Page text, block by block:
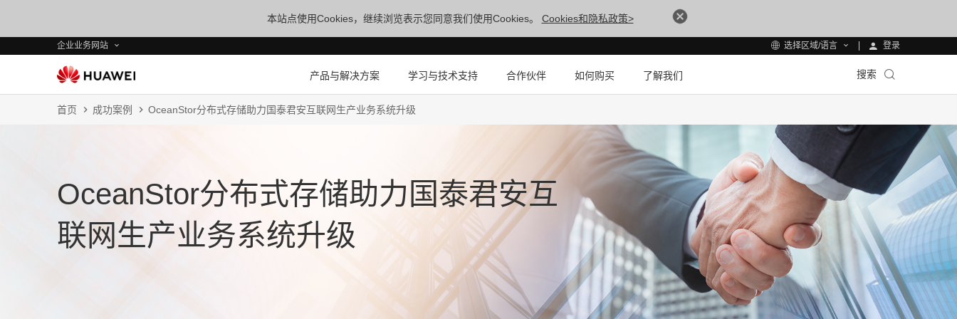
本站点使用Cookies，继续浏览表示您同意我们使用Cookies。 Cookies和隐私政策>
企业业务网站 选择区域/语言 登录
产品与解决方案 学习与技术支持 合作伙伴 如何购买 了解我们 搜索
首页 成功案例 OceanStor分布式存储助力国泰君安互联网生产业务系统升级
OceanStor分布式存储助力国泰君安互
联网生产业务系统升级